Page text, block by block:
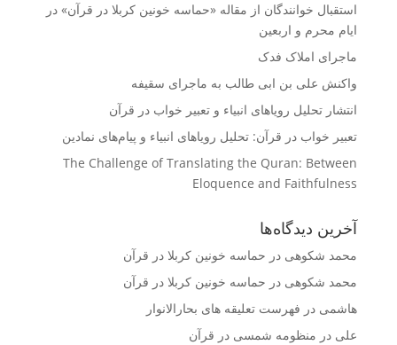
استقبال خوانندگان از مقاله «حماسه خونین کربلا در قرآن» در
ایام محرم و اربعین
ماجرای املاک فدک
واکنش على بن ابى طالب به ماجرای سقیفه
انتشار تحلیل رویاهای انبیاء و تعبیر خواب در قرآن
تعبیر خواب در قرآن: تحلیل رویاهای انبیاء و پیام‌های نمادین
The Challenge of Translating the Quran: Between
Eloquence and Faithfulness
آخرین دیدگاه‌ها
محمد شکوهی در حماسه خونین کربلا در قرآن
محمد شکوهی در حماسه خونین کربلا در قرآن
هاشمی در فهرست تعلیقه های بحارالانوار
علی در منظومه شمسی در قرآن